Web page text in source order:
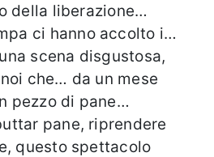
della liberazione…
ci hanno accolto i…
scena disgustosa,
che… da un mese
pezzo di pane…
pane, riprendere
questo spettacolo